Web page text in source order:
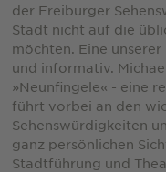
der Freiburger
Stadt nicht auf die
möchten. Eine
und informativ.
»Neunfingele« - eine
führt vorbei an den
Sehenswürdigkeiten
ganz persönlichen
Stadtführung und